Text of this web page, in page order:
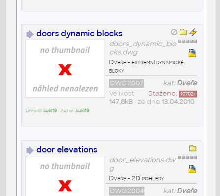
doors dynamic blocks
doors_dynamic_blo
cks.dwg
Dveře - extrémní dynamické
bloky
kat:Dveře
DWG2007
Staženo: 10702x
Velikost
147,8kB• ze dne 13.04.2010
Umístil:suki19• Autor:suki19
door elevations
door_elevations.dw
g
Dveře - 2D pohledy
kat:Dveře
DWG2004